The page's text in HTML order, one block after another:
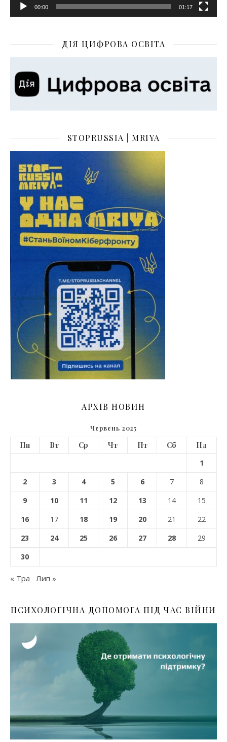
00:00 01:17
ДІЯ ЦИФРОВА ОСВІТА
STOPRUSSIA | MRIYA
АРХІВ НОВИН
Червень 2025
Пн Вт Ср Чт Пт Сб
Нд
1
2
3 4 5 6 7
8
9
10 11 12 13 14
15
16
17 18 19 20 21
22
23
24 25 26 27 28
29
30
« Тра Лип »
ПСИХОЛОГІЧНА ДОПОМОГА ПІД ЧАС ВІЙНИ